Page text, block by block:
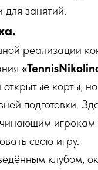
занятий.
реализации
корты,
подготовки.
игрокам
свою игру.
клубом,